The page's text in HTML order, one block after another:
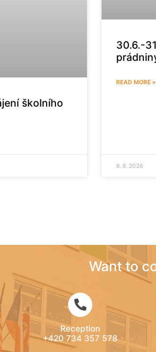
školního
30.6.-
READ MORE »
8. 6. 2026
Want to
Reception
+420 734 357 578